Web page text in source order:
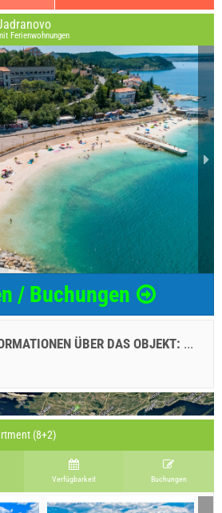
Ferienwohnungen
/ Buchungen
ÜBER DAS OBJEKT: ...
(8+2)
Verfügbarkeit Buchungen